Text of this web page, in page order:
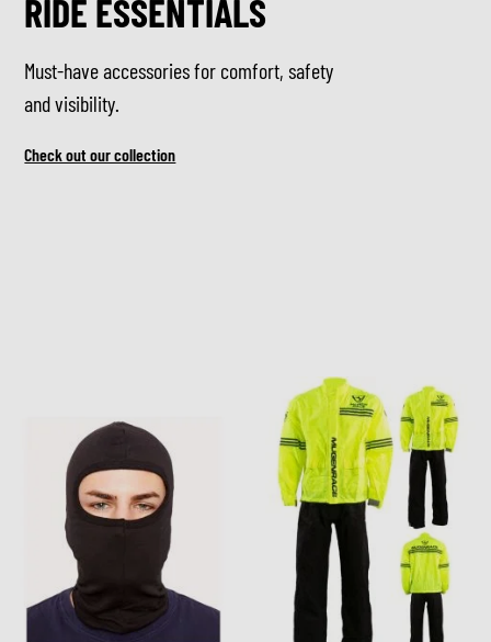
RIDE ESSENTIALS
Must-have accessories for comfort, safety
and visibility.
Check out our collection